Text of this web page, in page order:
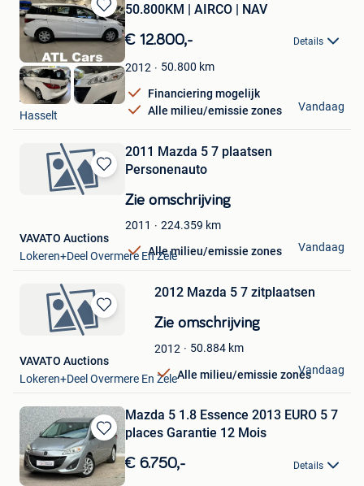
Bewaren
in
Mijn
Favorieten
50.800KM | AIRCO | NAV
€ 12.800,- Details
2012 50.800 km
Financiering mogelijk
Alle milieu/emissie zones
ATL Cars
Hasselt
Vandaag
Bewaren
Favorieten
2011 Mazda 5 7 plaatsen
Personenauto
Zie omschrijving
2011 224.359 km
Alle milieu/emissie zones
VAVATO Auctions
Lokeren+Deel Overmere En Zele
Vandaag
Bewaren
Favorieten
2012 Mazda 5 7 zitplaatsen
Zie omschrijving
2012 50.884 km
Alle milieu/emissie zones
VAVATO Auctions
Lokeren+Deel Overmere En Zele
Vandaag
Bewaren
in
Mijn
Mazda 5 1.8 Essence 2013 EURO 5 7
places Garantie 12 Mois
€ 6.750,- Details